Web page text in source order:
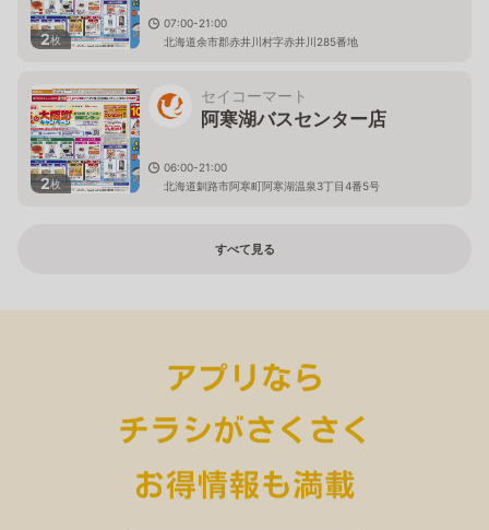
2枚
07:00-21:00
北海道余市郡赤井川村字赤井川285番地
2枚
セイコーマート
阿寒湖バスセンター店
06:00-21:00
北海道釧路市阿寒町阿寒湖温泉3丁目4番5号
すべて見る